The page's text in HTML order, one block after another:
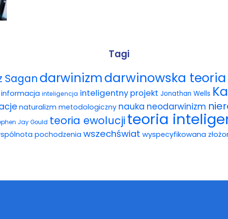
Tagi
Sagan darwinizmdarwinowska
informacja inteligencja inteligentny projekt Jonathan Wells
naturalizm metodologiczny nauka neodarwinizm
Jay Gould teoria ewolucji teoria
pochodzenia wszechświat wyspecyfikowana